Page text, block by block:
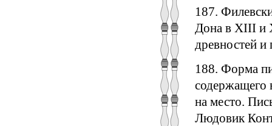
187.
Дона в XIII и
древностей
188. Форма
содержащего
на место.
Людовик